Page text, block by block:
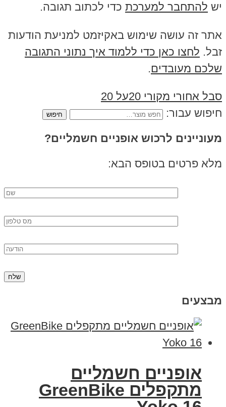
יש להתחבר למערכת כדי לכתוב תגובה.
אתר זה עושה שימוש באקיזמט למניעת הודעות
זבל. לחצו כאן כדי ללמוד איך נתוני התגובה
שלכם מעובדים.
סבל אחורי מקורי 20על 20
חיפוש עבור:
מעוניינים לרכוש אופניים חשמליים?
מלא פרטים בטופס הבא:
מבצעים
‏אופניים חשמליים
‏מתקפלים GreenBike